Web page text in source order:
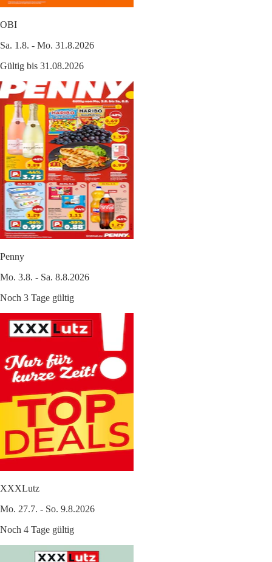
OBI
Sa. 1.8. - Mo. 31.8.2026
Gültig bis 31.08.2026
Penny
Mo. 3.8. - Sa. 8.8.2026
Noch 3 Tage gültig
XXXLutz
Mo. 27.7. - So. 9.8.2026
Noch 4 Tage gültig